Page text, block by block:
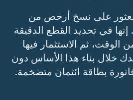
على نسخ أرخص من
إنها في تحديد القطع الدقيقة
سترتديها 80٪ من الوقت، ثم الاستثمار فيها
خلال بناء هذا الأساس دون
بطاقة ائتمان متضخمة.